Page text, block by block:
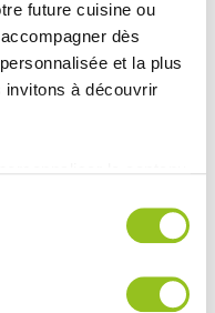
future cuisine ou
dès
et la plus
à découvrir
trafic. Nous
sur l'utilisation de
médias sociaux, de
celles-ci